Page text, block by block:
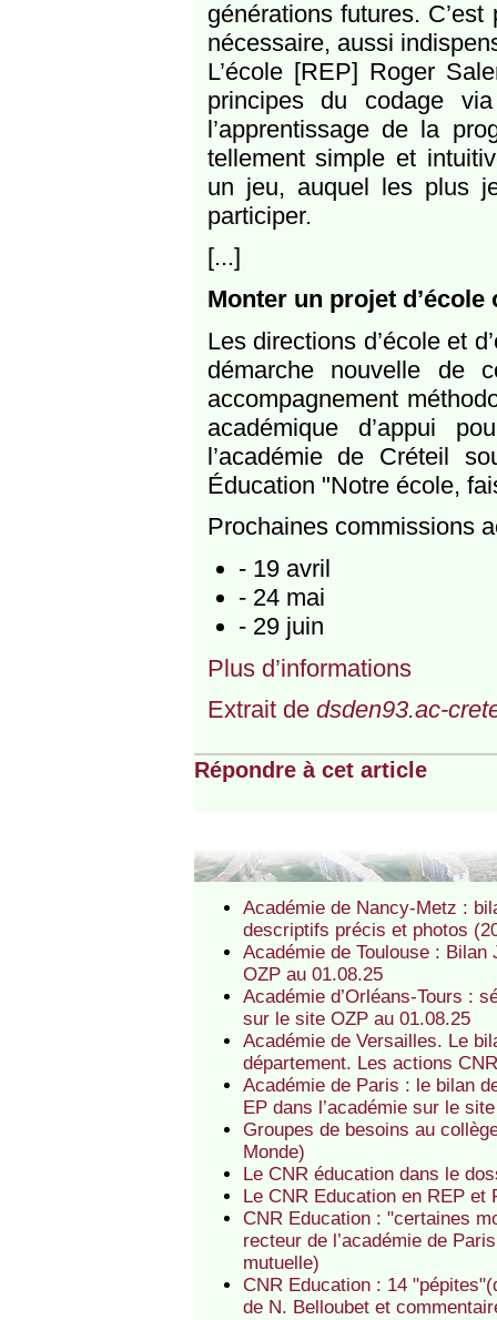
générations futures.
nécessaire, aussi
L’école [REP] Roger
principes du codage
l’apprentissage de la
tellement simple et
un jeu, auquel les plus
participer.
[...]
Monter un projet d’école
Les directions d’école et
démarche nouvelle de
accompagnement
académique d’appui
l’académie de Créteil
Éducation "Notre école,
Prochaines commissions
- 19 avril
- 24 mai
- 29 juin
Plus d’informations
Extrait de dsden93.ac-
Répondre à cet article
Académie de Nancy-Metz :
descriptifs précis et photos
Académie de Toulouse :
OZP au 01.08.25
Académie d’Orléans-Tours :
sur le site OZP au 01.08.25
Académie de Versailles. Le
département. Les actions
Académie de Paris : le bilan
EP dans l’académie sur le
Groupes de besoins au
Monde)
Le CNR éducation dans le
Le CNR Education en REP et
CNR Education : "certaines
recteur de l’académie de
mutuelle)
CNR Education : 14
de N. Belloubet et